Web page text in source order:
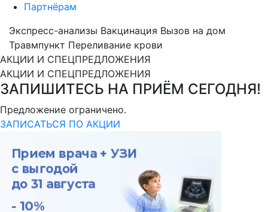
Партнёрам
Экспресс-анализы Вакцинация Вызов на дом
Травмпункт Переливание крови
АКЦИИ И СПЕЦПРЕДЛОЖЕНИЯ
АКЦИИ И СПЕЦПРЕДЛОЖЕНИЯ
ЗАПИШИТЕСЬ НА ПРИЁМ СЕГОДНЯ!
Предложение ограничено.
ЗАПИСАТЬСЯ ПО АКЦИИ